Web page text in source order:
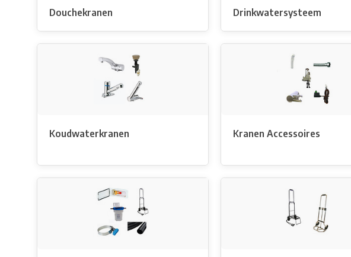
Douchekranen Drinkwatersysteem
Koudwaterkranen Kranen Accessoires